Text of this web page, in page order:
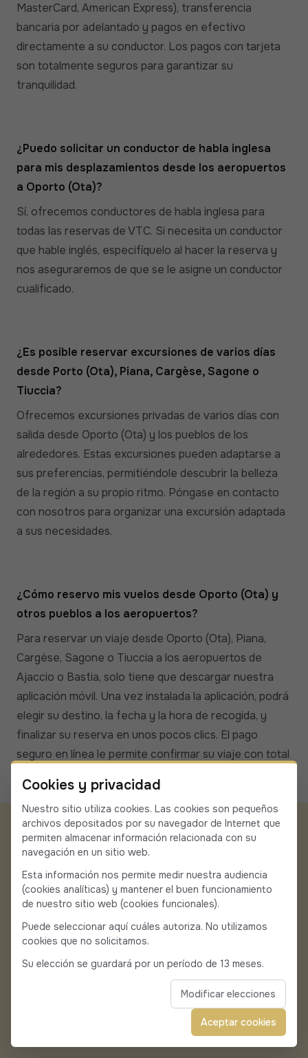
MasterCard, American Express), transferencia
bancaria por adelantado y pagos en efectivo
directamente a su conductor. Los pagos con tarjeta
son totalmente seguros para garantizar su
tranquilidad.
¿Puedo solicitar un conductor de habla inglesa
para mis desplazamientos desde los aeropuertos
a Oporto (Ota)?
Sí, ofrecemos conductores de habla inglesa para
todas las reservas de VTC. Si necesita un conductor
que hable inglés, especifíquelo al hacer la reserva y
nos aseguraremos de que se le asigne un conductor
cualificado.
¿Es posible reservar excursiones de varios días
desde Porto (Ota), Piana, Cargèse, Sagone o
Tiuccia?
Ofrecemos excursiones privadas de varios días con
salida desde Oporto (Ota) y los pueblos de los
alrededores. Estas excursiones pueden adaptarse a
sus preferencias, permitiéndole descubrir la belleza
de la región a su propio ritmo. Póngase en contacto
con nosotros para organizar una excursión adaptada
a sus necesidades.
¿Cómo reservo mis vuelos desde Oporto (Ota) y
otros pueblos a los aeropuertos?
Para reservar un viaje desde Oporto (Ota), Piana,
Cargèse, Sagone o Tiuccia a los aeropuertos de
Ajaccio o Bastia, solo tiene que descargar nuestra
aplicación móvil. Una vez instalada la aplicación, podrá
elegir su destino, la fecha y la hora de recogida, y
finalizar su reserva en unos pocos clics. El pago
seguro en línea le permite confirmar su viaje con total
gratuitamente en iOS y Android.
Permítanos llevarle y
traerle de Oporto (Ota) y
sus alrededores
Llámanos al→
Cookies y privacidad
Nuestro sitio utiliza cookies. Las cookies son pequeños
archivos depositados por su navegador de Internet que
permiten almacenar información relacionada con su
navegación en un sitio web.
Esta información nos permite medir nuestra audiencia
(cookies analíticas) y mantener el buen funcionamiento
de nuestro sitio web (cookies funcionales).
Puede seleccionar aquí cuáles autoriza. No utilizamos
cookies que no solicitamos.
Su elección se guardará por un período de 13 meses.
Modificar elecciones
Aceptar cookies